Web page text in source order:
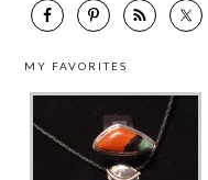
MY FAVORITES